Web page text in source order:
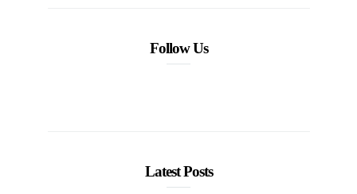
Follow Us
Latest Posts